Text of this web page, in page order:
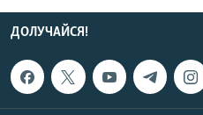
ДОЛУЧАЙСЯ!